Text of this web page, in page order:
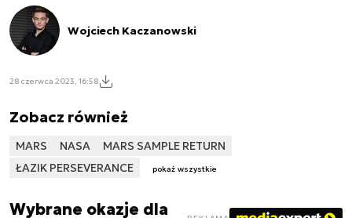
Wojciech Kaczanowski
28 czerwca 2023, 16:58
Zobacz również
MARS NASA
MARS SAMPLE RETURN
ŁAZIK PERSEVERANCE
pokaż wszystkie
Wybrane okazje dla